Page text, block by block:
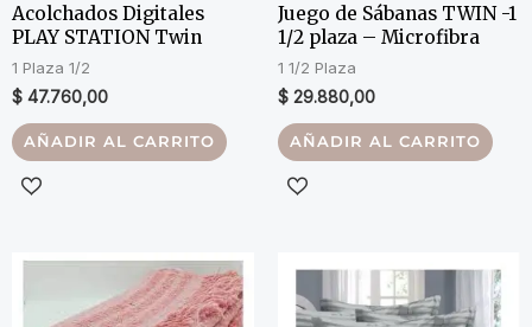
Acolchados Digitales
PLAY STATION Twin
1 Plaza 1/2
$ 47.760,00
AÑADIR AL CARRITO
Juego de Sábanas TWIN -1
1/2 plaza – Microfibra
1 1/2 Plaza
$ 29.880,00
AÑADIR AL CARRITO